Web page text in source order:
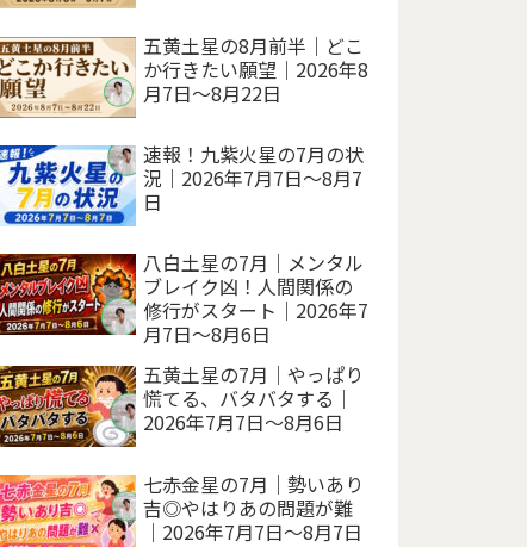
五黄土星の8月前半｜どこ
か行きたい願望｜2026年8
月7日～8月22日
速報！九紫火星の7月の状
況｜2026年7月7日～8月7
日
八白土星の7月｜メンタル
ブレイク凶！人間関係の
修行がスタート｜2026年7
月7日～8月6日
五黄土星の7月｜やっぱり
慌てる、バタバタする｜
2026年7月7日～8月6日
七赤金星の7月｜勢いあり
吉◎やはりあの問題が難
｜2026年7月7日～8月7日